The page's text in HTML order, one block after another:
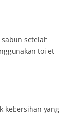
setelah
toilet
kebersihan yang